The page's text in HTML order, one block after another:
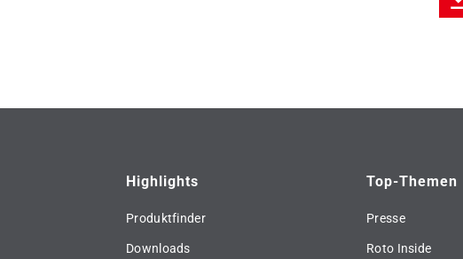
Highlights
Produktfinder
Downloads
Top-Themen
Presse
Roto Inside